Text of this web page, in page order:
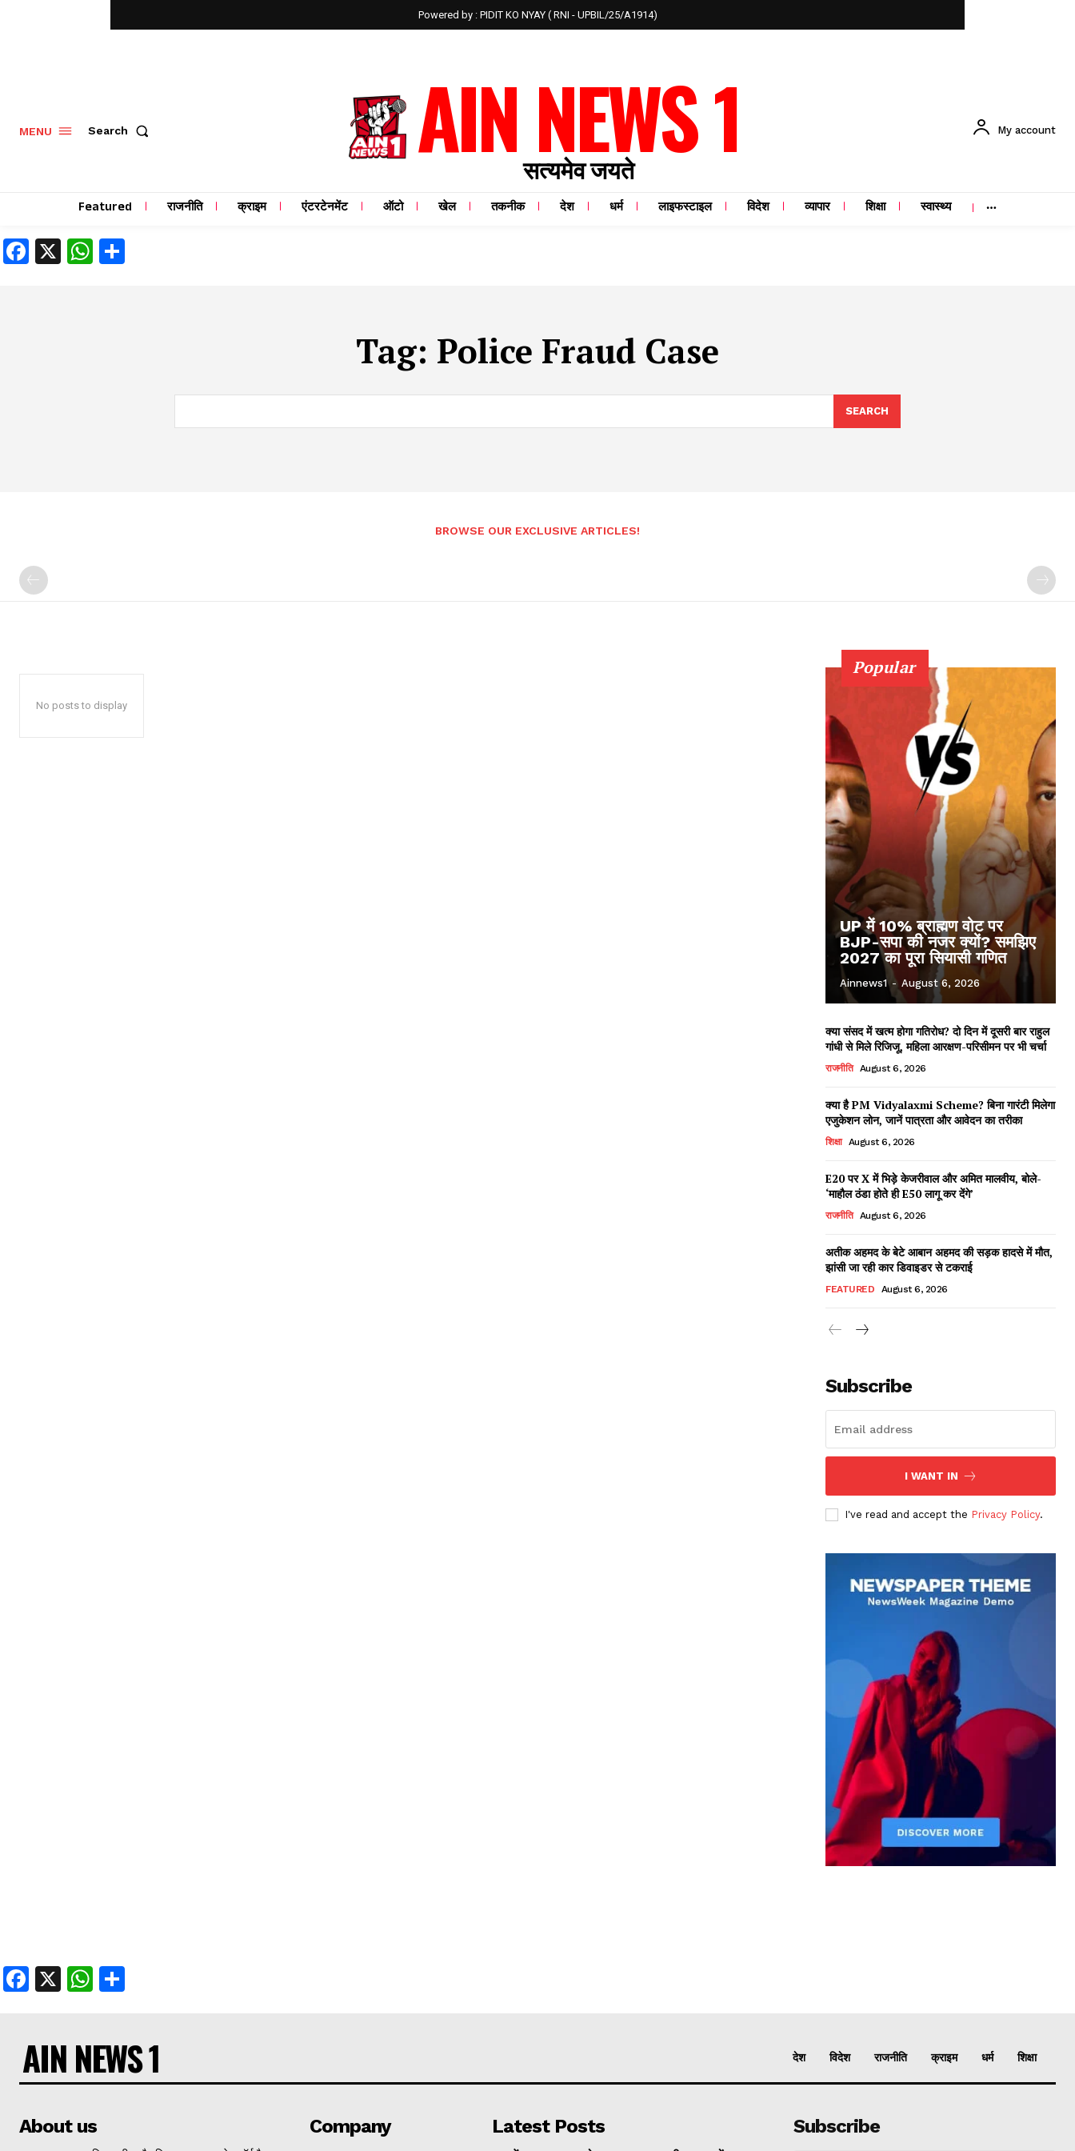
Powered by : PIDIT KO NYAY ( RNI - UPBIL/25/A1914)
MENU Search AIN NEWS 1
सत्यमेव जयते
My account
Featured राजनीति क्राइम एंटरटेनमेंट ऑटो खेल तकनीक देश धर्म लाइफस्टाइल विदेश व्यापार शिक्षा स्वास्थ्य
Facebook
X WhatsApp
Tag: Police Fraud Case
SEARCH
BROWSE OUR EXCLUSIVE ARTICLES!
No posts to display
Popular
UP में 10% ब्राह्मण वोट पर
BJP-सपा की नजर क्यों? समझिए
2027 का पूरा सियासी गणित
Ainnews1 - August 6, 2026
क्या संसद में खत्म होगा गतिरोध? दो दिन में दूसरी बार राहुल
गांधी से मिले रिजिजू, महिला आरक्षण-परिसीमन पर भी चर्चा
राजनीति August 6, 2026
क्या है PM Vidyalaxmi Scheme? बिना गारंटी मिलेगा
एजुकेशन लोन, जानें पात्रता और आवेदन का तरीका
शिक्षा August 6, 2026
E20 पर X में भिड़े केजरीवाल और अमित मालवीय, बोले-
‘माहौल ठंडा होते ही E50 लागू कर देंगे’
राजनीति August 6, 2026
अतीक अहमद के बेटे आबान अहमद की सड़क हादसे में मौत,
झांसी जा रही कार डिवाइडर से टकराई
FEATURED August 6, 2026
Subscribe
I WANT IN
I've read and accept the Privacy Policy.
Facebook
X WhatsApp
AIN NEWS 1 देश विदेश राजनीति क्राइम धर्म शिक्षा
About us Company Latest Posts Subscribe